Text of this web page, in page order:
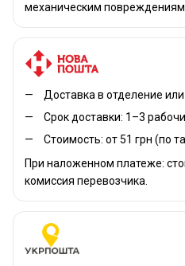
механическим
Доставка в отделение
Срок доставки: 1–3
Стоимость: от 51 грн (по
При наложенном платеже:
комиссия перевозчика.